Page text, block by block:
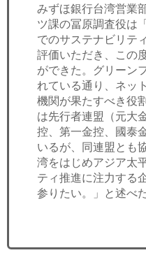
みずほ銀行台湾営業
ツ課の冨原調査役は
でのサステナビリテ
評価いただき、この
ができた。グリーン
れている通り、ネッ
機関が果たすべき役
は先行者連盟（元大
控、第一金控、國泰
いるが、同連盟とも
湾をはじめアジア太
ティ推進に注力する
参りたい。」と述べた